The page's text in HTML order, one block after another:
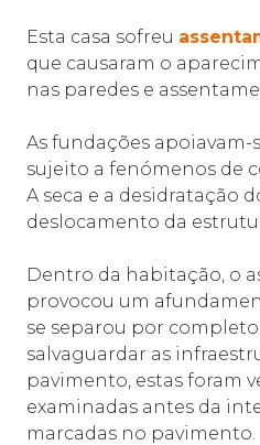
Esta casa sofreu
que causaram o
nas paredes e
As fundações
sujeito a fenómenos de
A seca e a desidratação
deslocamento da
Dentro da habitação, o
provocou um
se separou por
salvaguardar as
pavimento, estas foram
examinadas antes da
marcadas no pavimento.